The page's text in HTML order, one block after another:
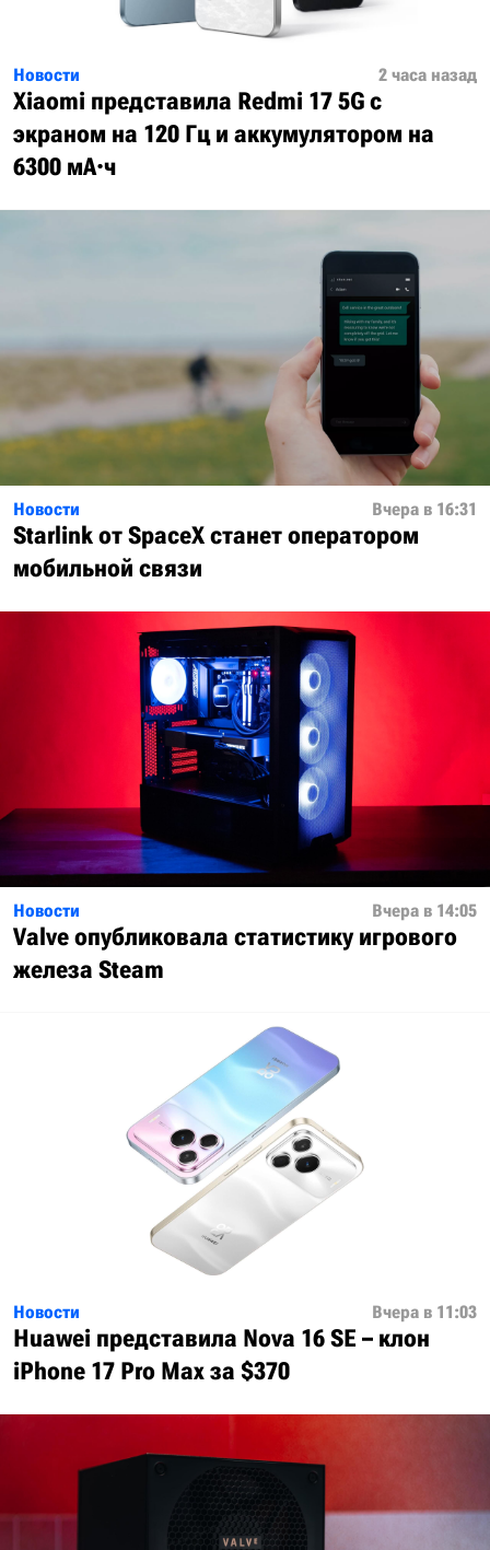
Новости 2 часа назад
Xiaomi представила Redmi 17 5G с
экраном на 120 Гц и аккумулятором на
6300 мА·ч
Новости Вчера в 16:31
Starlink от SpaceX станет оператором
мобильной связи
Новости Вчера в 14:05
Valve опубликовала статистику игрового
железа Steam
Новости Вчера в 11:03
Huawei представила Nova 16 SE – клон
iPhone 17 Pro Max за $370